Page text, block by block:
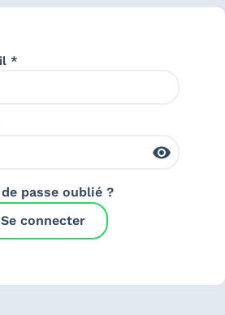
*
passe oublié ?
Se connecter